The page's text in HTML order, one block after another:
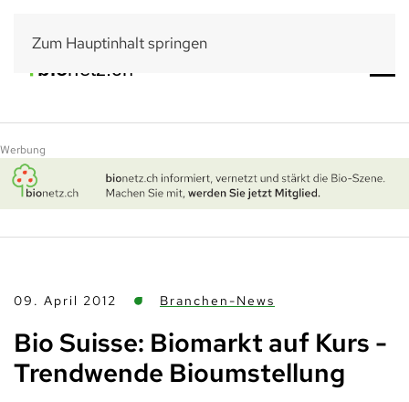
Zum Hauptinhalt springen
Werbung
09. April 2012 Branchen-News
Bio Suisse: Biomarkt auf Kurs -
Trendwende Bioumstellung